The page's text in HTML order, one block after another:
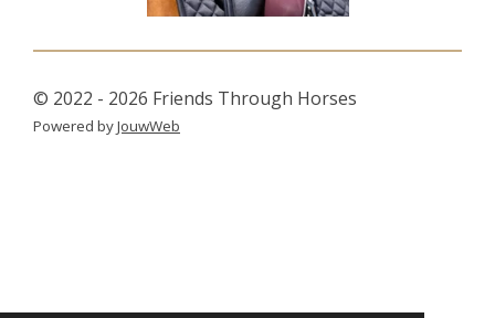
© 2022 - 2026 Friends Through Horses
Powered byJouwWeb